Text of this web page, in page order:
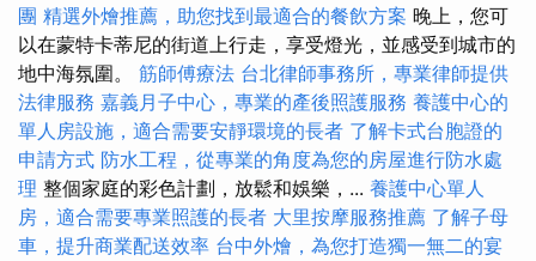
團 精選外燴推薦，助您找到最適合的餐飲方案 晚上，您可
以在蒙特卡蒂尼的街道上行走，享受燈光，並感受到城市的
地中海氛圍。 筋師傅療法 台北律師事務所，專業律師提供
法律服務 嘉義月子中心，專業的產後照護服務 養護中心的
單人房設施，適合需要安靜環境的長者 了解卡式台胞證的
申請方式 防水工程，從專業的角度為您的房屋進行防水處
理 整個家庭的彩色計劃，放鬆和娛樂，... 養護中心單人
房，適合需要專業照護的長者 大里按摩服務推薦 了解子母
車，提升商業配送效率 台中外燴，為您打造獨一無二的宴